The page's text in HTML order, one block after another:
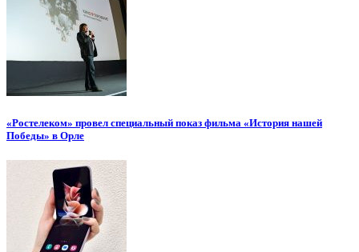
«Ростелеком» провел специальный показ фильма «История нашей
Победы» в Орле